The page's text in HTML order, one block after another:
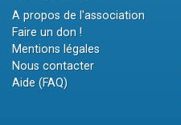
A propos de l'association
Faire un don !
Mentions légales
Nous contacter
Aide (FAQ)